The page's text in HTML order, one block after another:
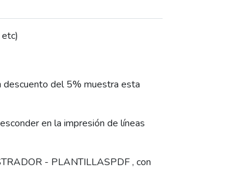
descuento del 5% muestra esta
en la impresión de líneas
- PLANTILLASPDF , con